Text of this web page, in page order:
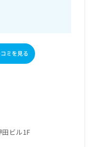
ミを見る
ビル1F